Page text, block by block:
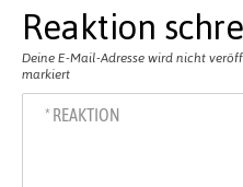
Reaktion
Deine E-Mail-Adresse wird nicht
markiert